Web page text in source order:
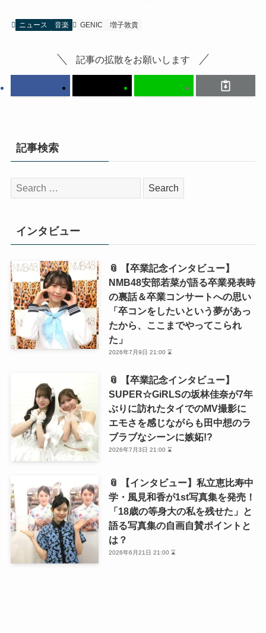
ニュース 音楽 GENIC 増子敦貴
記事の拡散をお願いします
記事検索
検
索:
インタビュー
📎 【卒業記念インタビュー】
NMB48安部若菜が語る卒業発表時
の裏話＆卒業コンサートへの思い
「卒コンをしたいという夢があっ
たから、ここまでやってこられ
た」
2026年7月9日 21:00 ⌛
📎 【卒業記念インタビュー】
SUPER☆GiRLSの坂林佳奈が7年
ぶりに訪れたタイでのMV撮影に
エモさを感じながらも田中想のラ
ブラブなシーンに嫉妬!?
2026年7月3日 21:00 ⌛
📎 【インタビュー】私立恵比寿中
学・風見和香が1st写真集を発売！
「18歳の等身大の私を残せた」と
語る写真集の自画自賛ポイントと
は？
2026年6月21日 21:00 ⌛